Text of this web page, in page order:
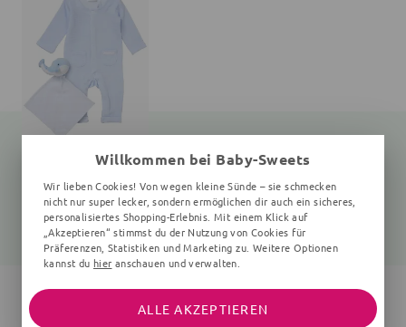
Set Wal
2 Teile, hellblau
25,60 € 33,99 €
Willkommen bei Baby-Sweets
Wir lieben Cookies! Von wegen kleine Sünde – sie schmecken
nicht nur super lecker, sondern ermöglichen dir auch ein sicheres,
personalisiertes Shopping-Erlebnis. Mit einem Klick auf
„Akzeptieren“ stimmst du der Nutzung von Cookies für
Präferenzen, Statistiken und Marketing zu. Weitere Optionen
kannst du hier anschauen und verwalten.
ALLE AKZEPTIEREN